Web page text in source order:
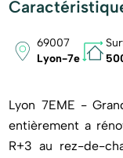
69007
Lyon-7e
Lyon 7EME - Grande
entièrement a
R+3 au rez-de-chaussée 2 commerces + 1 cour surf